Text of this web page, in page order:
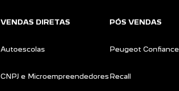
VENDAS DIRETAS
Autoescolas
CNPJ e Microempreendedores
PÓS VENDAS
Peugeot Confiance
Recall